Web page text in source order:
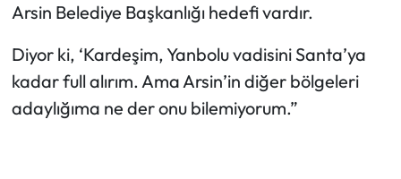
Arsin Belediye Başkanlığı hedefi vardır.
Diyor ki, ‘Kardeşim, Yanbolu vadisini Santa’ya
kadar full alırım. Ama Arsin’in diğer bölgeleri
adaylığıma ne der onu bilemiyorum.”